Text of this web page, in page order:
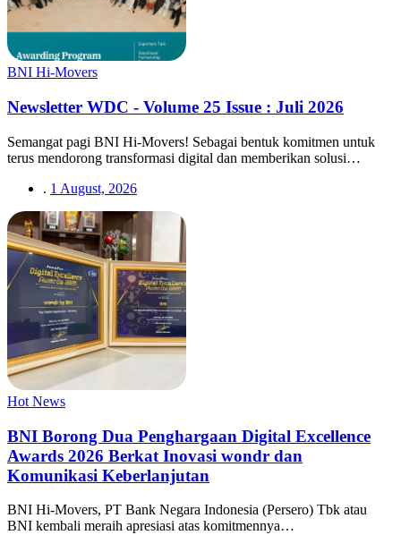
BNI Hi-Movers
Newsletter WDC - Volume 25 Issue : Juli 2026
Semangat pagi BNI Hi-Movers! Sebagai bentuk komitmen untuk
terus mendorong transformasi digital dan memberikan solusi…
. 1 August, 2026
Hot News
BNI Borong Dua Penghargaan Digital Excellence
Awards 2026 Berkat Inovasi wondr dan
Komunikasi Keberlanjutan
BNI Hi-Movers, PT Bank Negara Indonesia (Persero) Tbk atau
BNI kembali meraih apresiasi atas komitmennya…